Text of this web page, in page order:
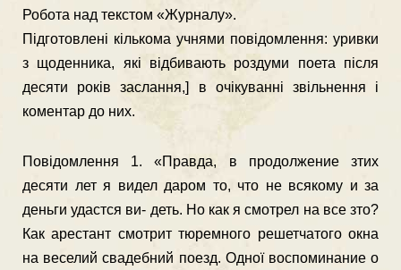
Робота над текстом «Журналу».
Підготовлені кількома учнями повідомлення: уривки
з щоденника, які відбивають роздуми поета після
десяти років заслання,] в очікуванні звільнення і
коментар до них.
Повідомлення 1. «Правда, в продолжение зтих
десяти лет я видел даром то, что не всякому и за
деньги удастся ви- деть. Но как я смотрел на все зто?
Как арестант смотрит тюремного решетчатого окна
на веселий свадебний поезд. Одної воспоминание о